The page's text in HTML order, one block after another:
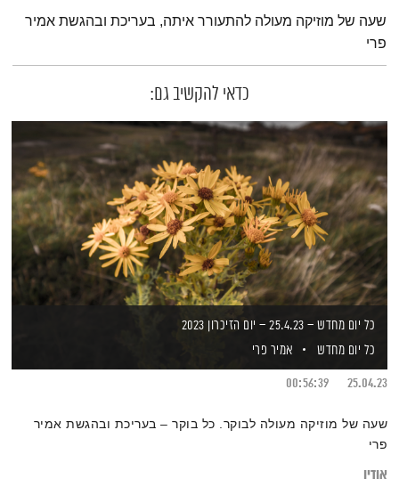
תמצית הפודקאסט
שעה של מוזיקה מעולה להתעורר איתה, בעריכת ובהגשת אמיר
פרי
כדאי להקשיב גם:
כל יום מחדש – 25.4.23 – יום הזיכרון 2023
כל יום מחדש
אמיר פרי
25.04.23
00:56:39
שעה של מוזיקה מעולה לבוקר. כל בוקר – בעריכת ובהגשת אמיר
פרי
אודיו